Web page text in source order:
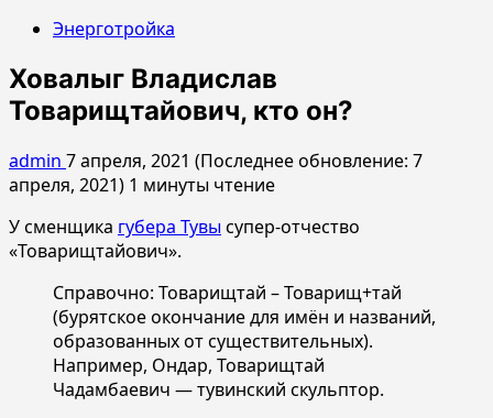
Энерготройка
Ховалыг Владислав
Товарищтайович, кто он?
admin 7 апреля, 2021 (Последнее обновление: 7
апреля, 2021) 1 минуты чтение
У сменщика губера Тувы супер-отчество
«Товарищтайович».
Справочно: Товарищтай – Товарищ+тай
(бурятское окончание для имён и названий,
образованных от существительных).
Например, Ондар, Товарищтай
Чадамбаевич — тувинский скульптор.